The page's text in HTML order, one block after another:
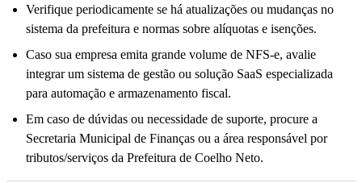
Verifique periodicamente se há atualizações ou mudanças no
sistema da prefeitura e normas sobre alíquotas e isenções.
Caso sua empresa emita grande volume de NFS-e, avalie
integrar um sistema de gestão ou solução SaaS especializada
para automação e armazenamento fiscal.
Em caso de dúvidas ou necessidade de suporte, procure a
Secretaria Municipal de Finanças ou a área responsável por
tributos/serviços da Prefeitura de Coelho Neto.